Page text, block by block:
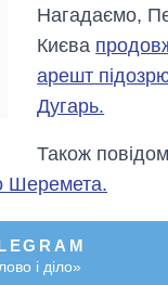
Нагадаємо,
Києва
арешт
Дугарь.
Також
Шеремета.
і діло»